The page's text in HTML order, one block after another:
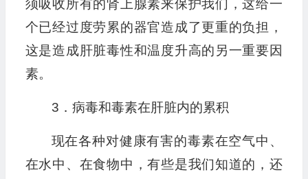
须吸收所有的肾上腺素来保护我们，这给一
个已经过度劳累的器官造成了更重的负担，
这是造成肝脏毒性和温度升高的另一重要因
素。
3．病毒和毒素在肝脏内的累积
现在各种对健康有害的毒素在空气中、
在水中、在食物中，有些是我们知道的，还